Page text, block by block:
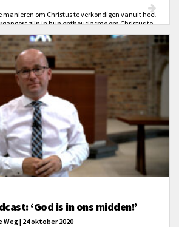
manieren om Christus te verkondigen vanuit heel
zijn in hun enthousiasme om Christus te
Testament echter geneigd om hun
Welke adviezen hebben Keller, Carson en
‘God is in ons midden!’
Weg | 24 oktober 2020